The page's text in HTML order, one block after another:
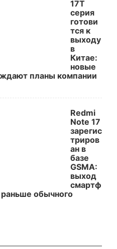
17T
серия
готови
тся к
выходу
в
Китае:
новые
планы компании
Redmi
Note 17
зарегис
триров
ан в
базе
GSMA:
выход
смартф
обычного